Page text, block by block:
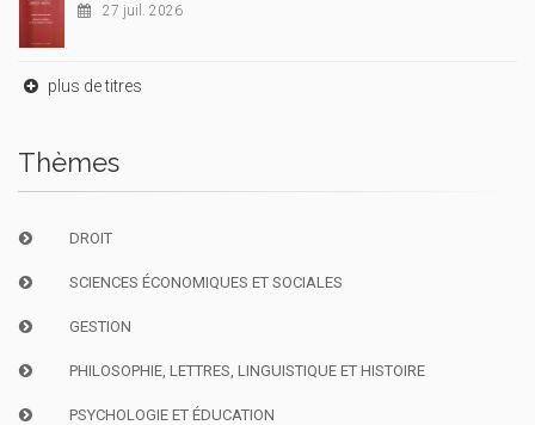
27 juil. 2026
plus de titres
Thèmes
DROIT
SCIENCES ÉCONOMIQUES ET SOCIALES
GESTION
PHILOSOPHIE, LETTRES, LINGUISTIQUE ET HISTOIRE
PSYCHOLOGIE ET ÉDUCATION